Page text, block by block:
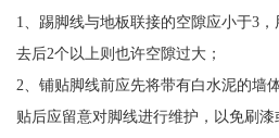
1、踢脚线与地板联接的空隙应小于3
去后2个以上则也许空隙过大；
2、铺贴脚线前应先将带有白水泥的墙
贴后应留意对脚线进行维护，以免刷